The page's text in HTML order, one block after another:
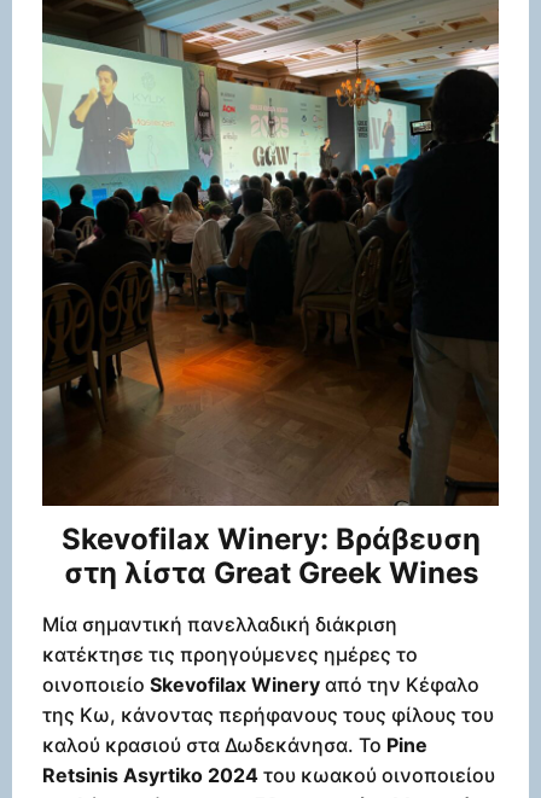
Skevofilax Winery: Βράβευση
στη λίστα Great Greek Wines
Μία σημαντική πανελλαδική διάκριση
κατέκτησε τις προηγούμενες ημέρες το
οινοποιείο Skevofilax Winery από την Κέφαλο
της Κω, κάνοντας περήφανους τους φίλους του
καλού κρασιού στα Δωδεκάνησα. Το Pine
Retsinis Asyrtiko 2024 του κωακού οινοποιείου